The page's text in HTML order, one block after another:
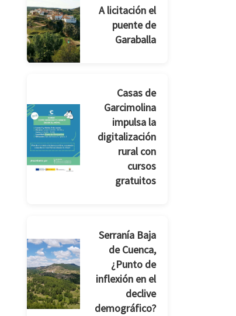
A licitación el
puente de
Garaballa
Casas de
Garcimolina
impulsa la
digitalización
rural con
cursos
gratuitos
Serranía Baja
de Cuenca,
¿Punto de
inflexión en el
declive
demográfico?